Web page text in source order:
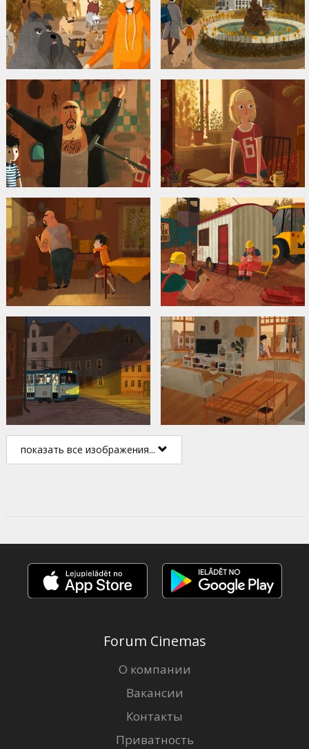
показать все изображения...
Forum Cinemas
О компании
Вакансии
Контакты
Приватность